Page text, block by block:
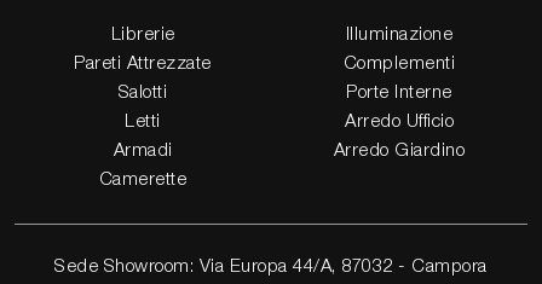
Librerie
Pareti Attrezzate
Salotti
Letti
Armadi
Camerette
Illuminazione
Complementi
Porte Interne
Arredo Ufficio
Arredo Giardino
Sede Showroom: Via Europa 44/A, 87032 - Campora